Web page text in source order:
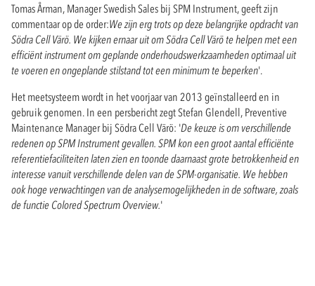
Tomas Årman, Manager Swedish Sales bij SPM Instrument, geeft zijn
commentaar op de order:We zijn erg trots op deze belangrijke opdracht van
Södra Cell Värö. We kijken ernaar uit om Södra Cell Värö te helpen met een
efficiënt instrument om geplande onderhoudswerkzaamheden optimaal uit
te voeren en ongeplande stilstand tot een minimum te beperken'.
Het meetsysteem wordt in het voorjaar van 2013 geïnstalleerd en in
gebruik genomen. In een persbericht zegt Stefan Glendell, Preventive
Maintenance Manager bij Södra Cell Värö: 'De keuze is om verschillende
redenen op SPM Instrument gevallen. SPM kon een groot aantal efficiënte
referentiefaciliteiten laten zien en toonde daarnaast grote betrokkenheid en
interesse vanuit verschillende delen van de SPM-organisatie. We hebben
ook hoge verwachtingen van de analysemogelijkheden in de software, zoals
de functie Colored Spectrum Overview.'